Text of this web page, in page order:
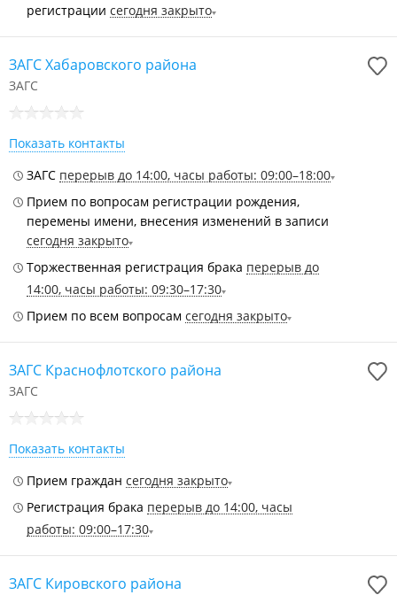
регистрации сегодня закрыто
ЗАГС Хабаровского района
ЗАГС
Показать контакты
ЗАГС перерыв до 14:00, часы работы: 09:00–18:00
Прием по вопросам регистрации рождения,
перемены имени, внесения изменений в записи
сегодня закрыто
Торжественная регистрация брака перерыв до
14:00, часы работы: 09:30–17:30
Прием по всем вопросам сегодня закрыто
ЗАГС Краснофлотского района
ЗАГС
Показать контакты
Прием граждан сегодня закрыто
Регистрация брака перерыв до 14:00, часы
работы: 09:00–17:30
ЗАГС Кировского района